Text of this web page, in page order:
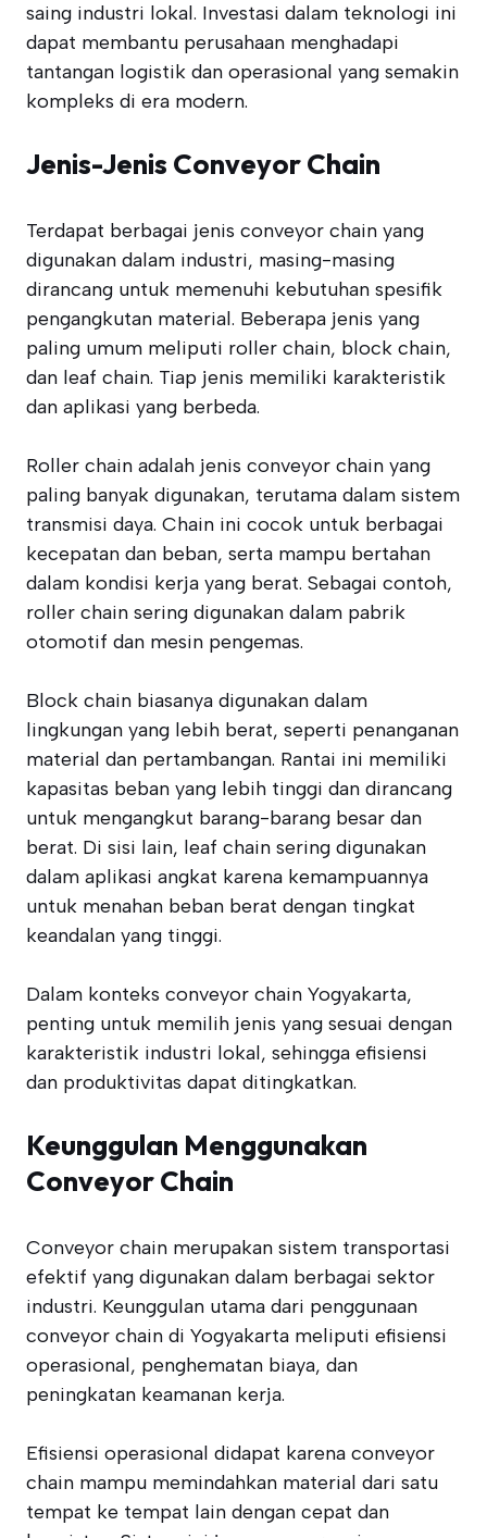
saing industri lokal. Investasi dalam teknologi ini
dapat membantu perusahaan menghadapi
tantangan logistik dan operasional yang semakin
kompleks di era modern.
Jenis-Jenis Conveyor Chain
Terdapat berbagai jenis conveyor chain yang
digunakan dalam industri, masing-masing
dirancang untuk memenuhi kebutuhan spesifik
pengangkutan material. Beberapa jenis yang
paling umum meliputi roller chain, block chain,
dan leaf chain. Tiap jenis memiliki karakteristik
dan aplikasi yang berbeda.
Roller chain adalah jenis conveyor chain yang
paling banyak digunakan, terutama dalam sistem
transmisi daya. Chain ini cocok untuk berbagai
kecepatan dan beban, serta mampu bertahan
dalam kondisi kerja yang berat. Sebagai contoh,
roller chain sering digunakan dalam pabrik
otomotif dan mesin pengemas.
Block chain biasanya digunakan dalam
lingkungan yang lebih berat, seperti penanganan
material dan pertambangan. Rantai ini memiliki
kapasitas beban yang lebih tinggi dan dirancang
untuk mengangkut barang-barang besar dan
berat. Di sisi lain, leaf chain sering digunakan
dalam aplikasi angkat karena kemampuannya
untuk menahan beban berat dengan tingkat
keandalan yang tinggi.
Dalam konteks conveyor chain Yogyakarta,
penting untuk memilih jenis yang sesuai dengan
karakteristik industri lokal, sehingga efisiensi
dan produktivitas dapat ditingkatkan.
Keunggulan Menggunakan
Conveyor Chain
Conveyor chain merupakan sistem transportasi
efektif yang digunakan dalam berbagai sektor
industri. Keunggulan utama dari penggunaan
conveyor chain di Yogyakarta meliputi efisiensi
operasional, penghematan biaya, dan
peningkatan keamanan kerja.
Efisiensi operasional didapat karena conveyor
chain mampu memindahkan material dari satu
tempat ke tempat lain dengan cepat dan